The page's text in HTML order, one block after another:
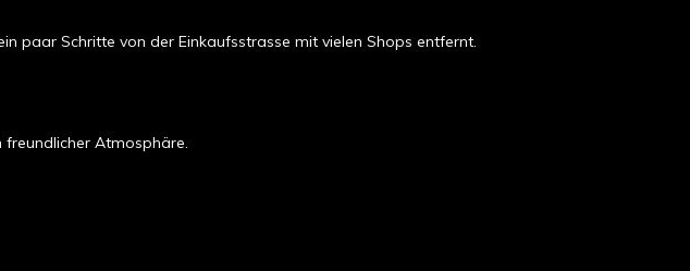
paar Schritte von der Einkaufsstrasse mit vielen Shops entfernt.
freundlicher Atmosphäre.